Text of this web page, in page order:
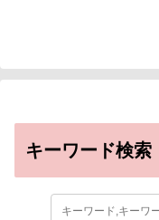
キーワード検索